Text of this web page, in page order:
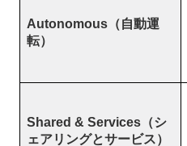
Autonomous（自動運
転）
Shared & Services（シ
ェアリングとサービス）